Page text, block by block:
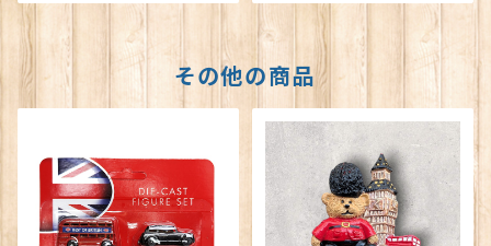
その他の商品